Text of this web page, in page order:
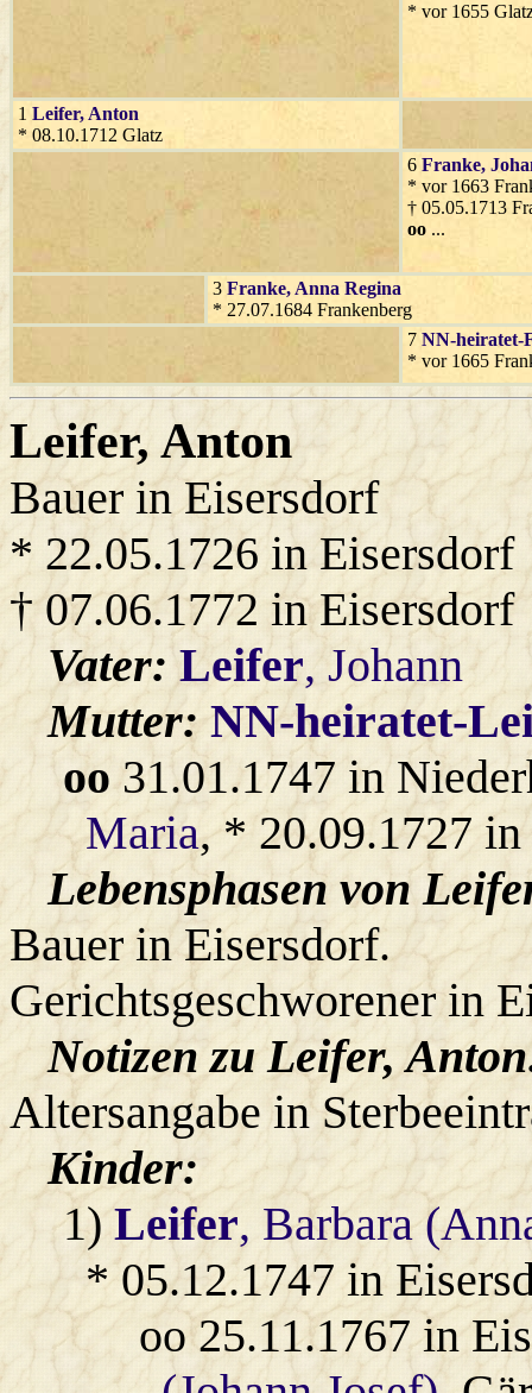
* vor 1655
1 Leifer, Anton
* 08.10.1712 Glatz
6 Franke,
* vor 1663
† 05.05.1713
oo ...
3 Franke, Anna Regina
* 27.07.1684 Frankenberg
7 NN-heiratet-
* vor 1665
Leifer, Anton
Bauer in Eisersdorf
* 22.05.1726 in Eisersdorf
† 07.06.1772 in Eisersdorf
Vater:Leifer, Johann
Mutter:NN-heiratet-
oo31.01.1747 in
Maria, * 20.09.1727
Lebensphasen von
Bauer in Eisersdorf.
Gerichtsgeschworener in
Notizen zu Leifer,
Altersangabe in
Kinder:
1)Leifer, Barbara
* 05.12.1747 in
oo 25.11.1767 in